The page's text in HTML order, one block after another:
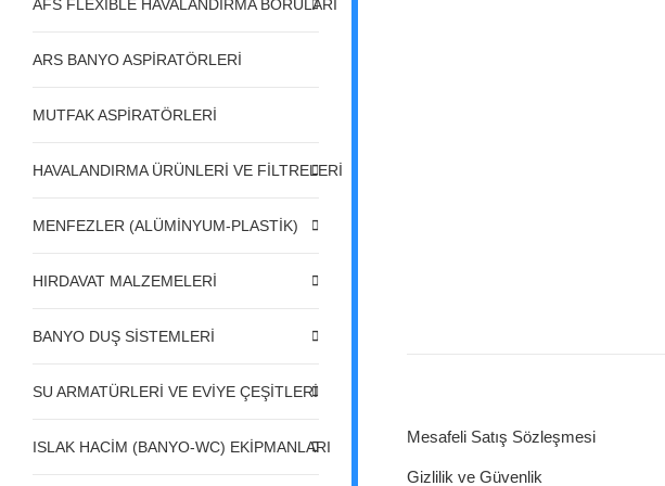
AFS FLEXIBLE HAVALANDIRMA BORULARI
ARS BANYO ASPİRATÖRLERİ
MUTFAK ASPİRATÖRLERİ
HAVALANDIRMA ÜRÜNLERİ VE FİLTRELERİ
MENFEZLER (ALÜMİNYUM-PLASTİK)
HIRDAVAT MALZEMELERİ
BANYO DUŞ SİSTEMLERİ
SU ARMATÜRLERİ VE EVİYE ÇEŞİTLERİ
ISLAK HACİM (BANYO-WC) EKİPMANLARI
Mesafeli Satış Sözleşmesi
Gizlilik ve Güvenlik